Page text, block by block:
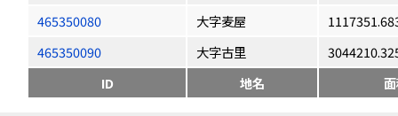
465350080
大字麦屋
465350090
大字古里
ID
地名